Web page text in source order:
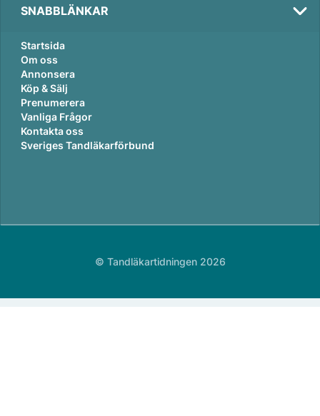
SNABBLÄNKAR
Startsida
Om oss
Annonsera
Köp & Sälj
Prenumerera
Vanliga Frågor
Kontakta oss
Sveriges Tandläkarförbund
© Tandläkartidningen 2026